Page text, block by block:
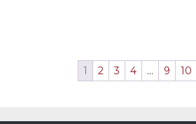
1 2 3 4 … 9 10